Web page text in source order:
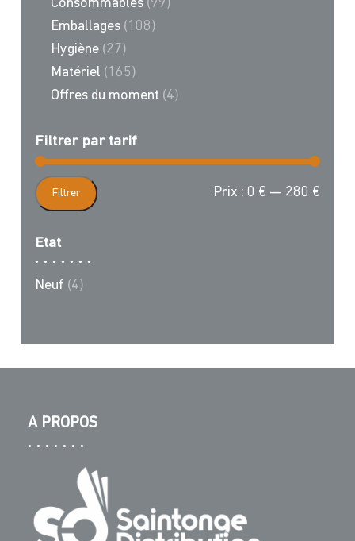
Consommables (99)
Emballages (108)
Hygiène (27)
Matériel (165)
Offres du moment (4)
Filtrer par tarif
Filtrer Prix :0 € — 280 €
Etat
Neuf (4)
A PROPOS